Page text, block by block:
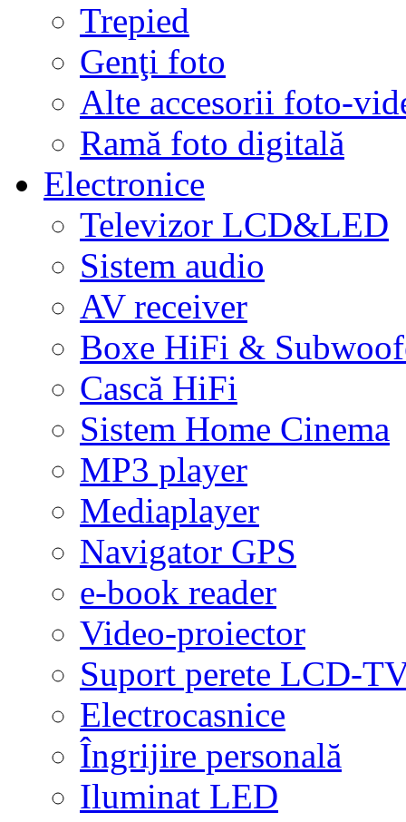
Trepied
Genţi foto
Alte accesorii foto-
Ramă foto digitală
Electronice
Televizor LCD&LED
Sistem audio
AV receiver
Boxe HiFi &
Cască HiFi
Sistem Home Cinema
MP3 player
Mediaplayer
Navigator GPS
e-book reader
Video-proiector
Suport perete LCD-
Electrocasnice
Îngrijire personală
Iluminat LED